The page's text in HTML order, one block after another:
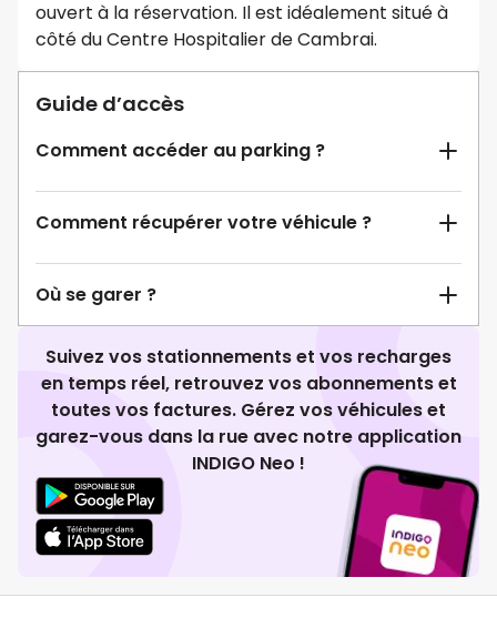
ouvert à la réservation. Il est idéalement situé à
côté du Centre Hospitalier de Cambrai.
Guide d’accès
Comment accéder au parking ?
Comment récupérer votre véhicule ?
Où se garer ?
Suivez vos stationnements et vos recharges
en temps réel, retrouvez vos abonnements et
toutes vos factures. Gérez vos véhicules et
garez-vous dans la rue avec notre application
INDIGO Neo !